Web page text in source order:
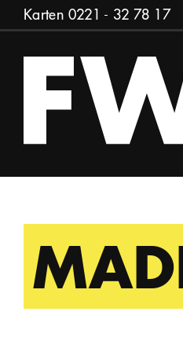
Zum Inhalt springen
Karten 0221 - 32 78 17